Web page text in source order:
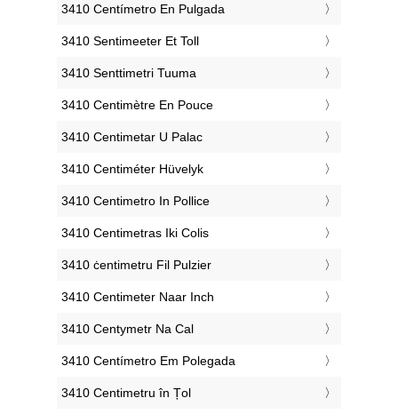
‎3410 Centímetro En Pulgada
‎3410 Sentimeeter Et Toll
‎3410 Senttimetri Tuuma
‎3410 Centimètre En Pouce
‎3410 Centimetar U Palac
‎3410 Centiméter Hüvelyk
‎3410 Centimetro In Pollice
‎3410 Centimetras Iki Colis
‎3410 ċentimetru Fil Pulzier
‎3410 Centimeter Naar Inch
‎3410 Centymetr Na Cal
‎3410 Centímetro Em Polegada
‎3410 Centimetru în Țol